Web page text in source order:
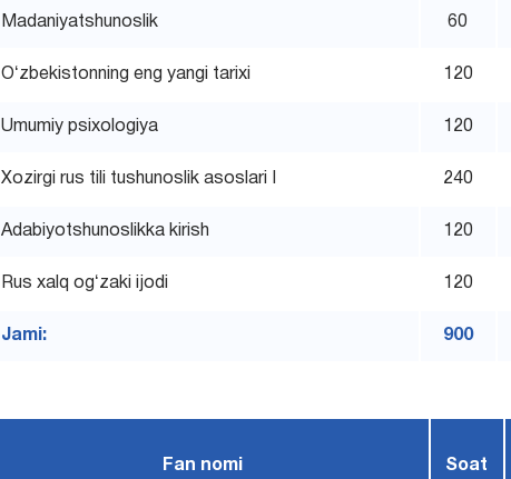
Madaniyatshunoslik 60
Oʻzbekistonning eng yangi tarixi 120
Umumiy psixologiya 120
Xozirgi rus tili tushunoslik asoslari I 240
Adabiyotshunoslikka kirish 120
Rus xalq ogʻzaki ijodi 120
Jami: 900
Fan nomi Soat